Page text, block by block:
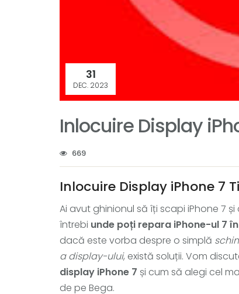
31
DEC. 2023
Inlocuire Display
669
Inlocuire Display iPhone 7
Ai avut ghinionul să îți scapi iPhone 7
întrebi unde poți repara iPhone-ul 7
dacă este vorba despre o simplă
a display-ului, există soluții. Vom
display iPhone 7 și cum să alegi cel
de pe Bega.